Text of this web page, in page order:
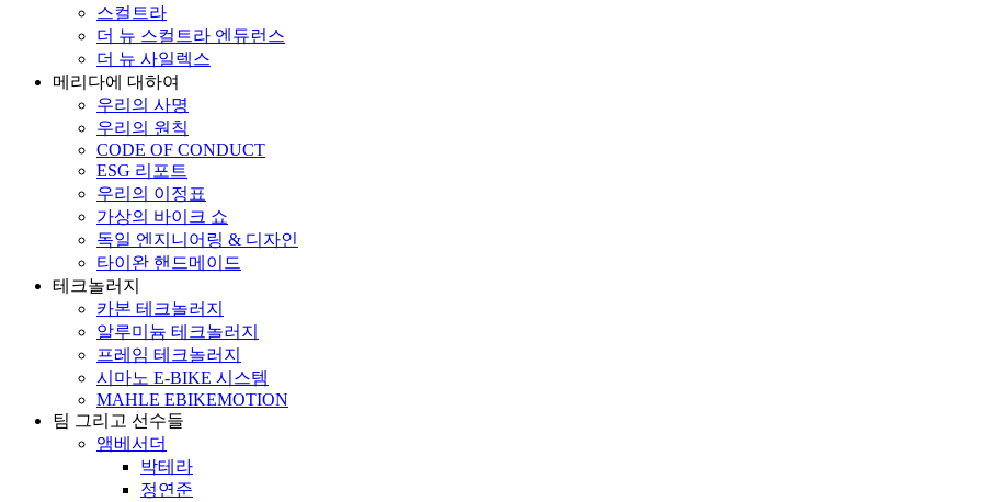
스컬트라
더 뉴 스컬트라 엔듀런스
더 뉴 사일렉스
메리다에 대하여
우리의 사명
우리의 원칙
CODE OF CONDUCT
ESG 리포트
우리의 이정표
가상의 바이크 쇼
독일 엔지니어링 & 디자인
타이완 핸드메이드
테크놀러지
카본 테크놀러지
알루미늄 테크놀러지
프레임 테크놀러지
시마노 E-BIKE 시스템
MAHLE EBIKEMOTION
팀 그리고 선수들
앰베서더
박테라
정연준